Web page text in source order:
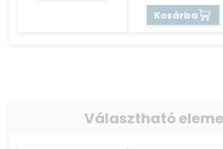
Kosárba
Választható